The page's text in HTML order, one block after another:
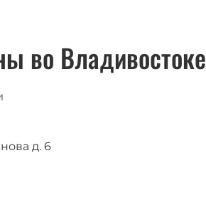
во Владивостоке
д. 6